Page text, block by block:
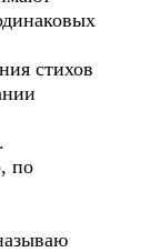
стихов
по